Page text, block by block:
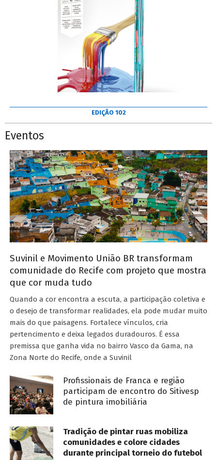
EDIÇÃO 102
Eventos
Suvinil e Movimento União BR transformam
comunidade do Recife com projeto que mostra
que cor muda tudo
Quando a cor encontra a escuta, a participação coletiva e
o desejo de transformar realidades, ela pode mudar muito
mais do que paisagens. Fortalece vínculos, cria
pertencimento e deixa legados duradouros. É essa
premissa que ganha vida no bairro Vasco da Gama, na
Zona Norte do Recife, onde a Suvinil
Profissionais de Franca e região
participam de encontro do Sitivesp
de pintura imobiliária
Tradição de pintar ruas mobiliza
comunidades e colore cidades
durante principal torneio do futebol